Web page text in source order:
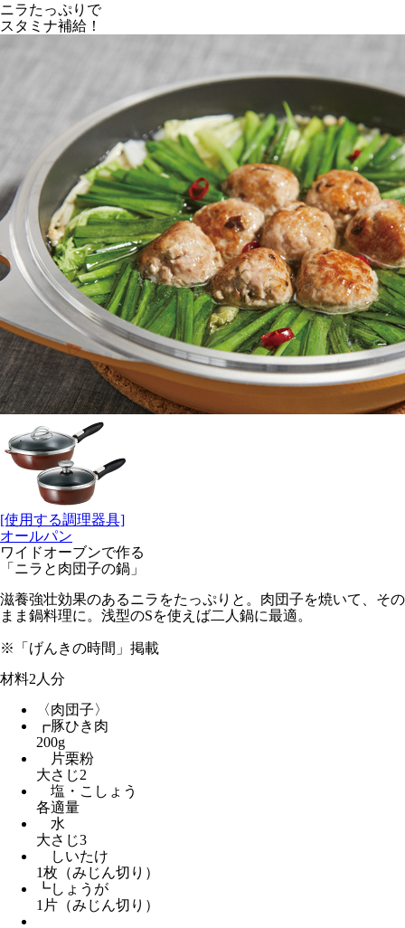
ニラたっぷりで
スタミナ補給！
[使用する調理器具]
オールパン
ワイドオーブンで作る
「ニラと肉団子の鍋」
滋養強壮効果のあるニラをたっぷりと。肉団子を焼いて、その
まま鍋料理に。浅型のSを使えば二人鍋に最適。
※「げんきの時間」掲載
材料2人分
〈肉団子〉
┏豚ひき肉
200g
片栗粉
大さじ2
塩・こしょう
各適量
水
大さじ3
しいたけ
1枚（みじん切り）
┗しょうが
1片（みじん切り）